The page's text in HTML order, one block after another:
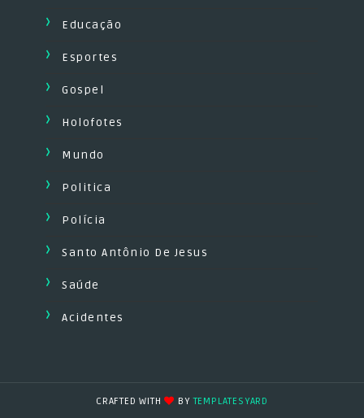
Educação
Esportes
Gospel
Holofotes
Mundo
Politica
Polícia
Santo Antônio De Jesus
Saúde
Acidentes
CRAFTED WITH BYTEMPLATESYARD